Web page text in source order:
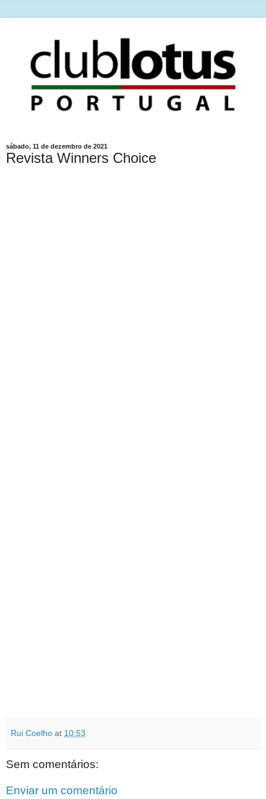
sábado, 11 de dezembro de 2021
Revista Winners Choice
Rui Coelho at 10:53
Sem comentários:
Enviar um comentário